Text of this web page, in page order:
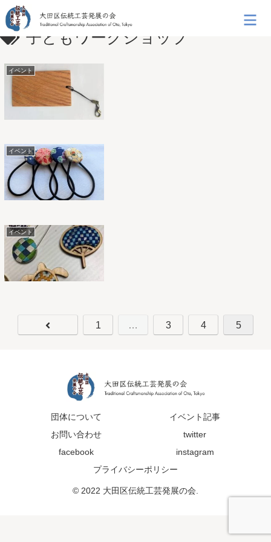
子どもワークショップ
イベント
イベント
イベント
1 … 3 4 5
団体について
イベント記事
お問い合わせ
twitter
facebook
instagram
プライバシーポリシー
© 2022 大田区伝統工芸発展の会.